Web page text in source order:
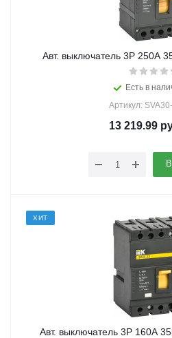
Авт. выключатель 3Р 250А
Есть в
Артикул:
13 219.99
ХИТ
Авт. выключатель 3Р 160А